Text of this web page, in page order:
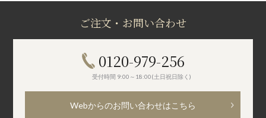
ご注文・お問い合わせ
0120-979-256
受付時間 9:00～18:00(土日祝日除く)
Webからのお問い合わせはこちら